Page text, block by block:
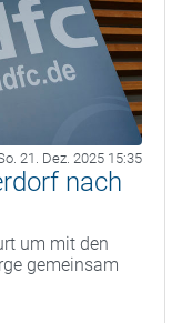
21. Dez. 2025 15:35
nach
um mit den
gemeinsam